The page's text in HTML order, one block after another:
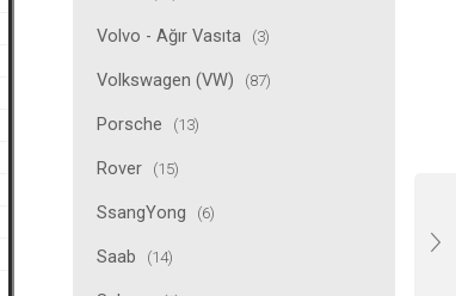
Volvo - Ağır Vasıta (3)
Volkswagen (VW) (87)
Porsche (13)
Rover (15)
SsangYong (6)
Saab (14)